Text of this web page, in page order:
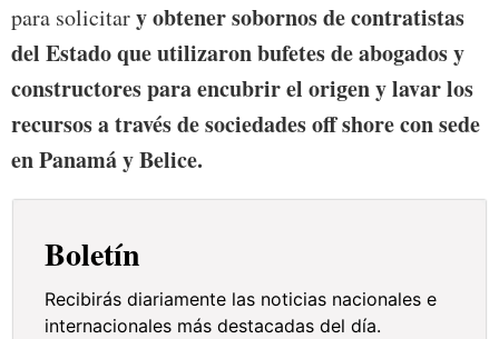
para solicitary obtener sobornos de contratistas
del Estado que utilizaron bufetes de abogados y
constructores para encubrir el origen y lavar los
recursos a través de sociedades off shore con sede
en Panamá y Belice.
Boletín
Recibirás diariamente las noticias nacionales e
internacionales más destacadas del día.